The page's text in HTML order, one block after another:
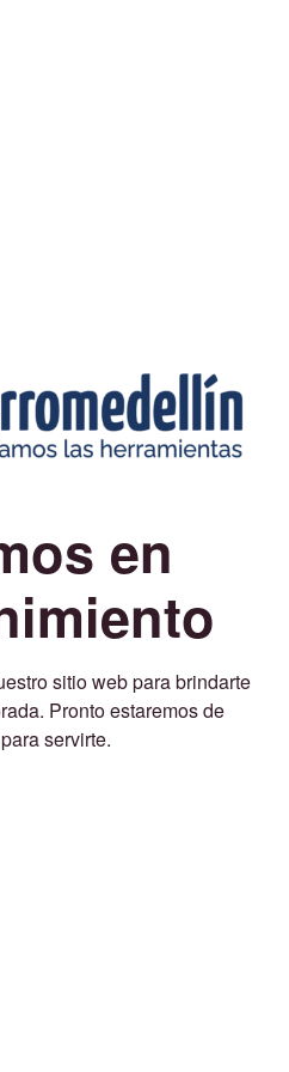
en
sitio web para brindarte
Pronto estaremos de
servirte.